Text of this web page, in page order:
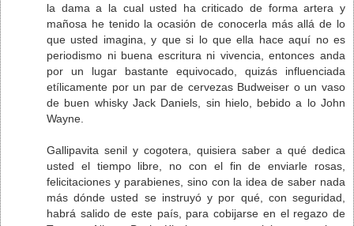
la dama a la cual usted ha criticado de forma artera y
mañosa he tenido la ocasión de conocerla más allá de lo
que usted imagina, y que si lo que ella hace aquí no es
periodismo ni buena escritura ni vivencia, entonces anda
por un lugar bastante equivocado, quizás influenciada
etílicamente por un par de cervezas Budweiser o un vaso
de buen whisky Jack Daniels, sin hielo, bebido a lo John
Wayne.
Gallipavita senil y cogotera, quisiera saber a qué dedica
usted el tiempo libre, no con el fin de enviarle rosas,
felicitaciones y parabienes, sino con la idea de saber nada
más dónde usted se instruyó y por qué, con seguridad,
habrá salido de este país, para cobijarse en el regazo de